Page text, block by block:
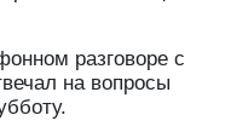
разговоре с
на вопросы